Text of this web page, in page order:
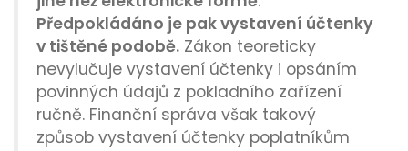
Předpokládáno je pak vystavení účtenky
v tištěné podobě. Zákon teoreticky
nevylučuje vystavení účtenky i opsáním
povinných údajů z pokladního zařízení
ručně. Finanční správa však takový
způsob vystavení účtenky poplatníkům